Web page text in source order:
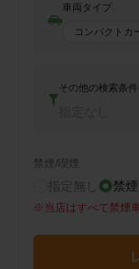
車両タイプ
コンパクトカ
その他の検索条件
禁煙/喫煙
指定無し 禁煙
※ 当店はすべて禁煙